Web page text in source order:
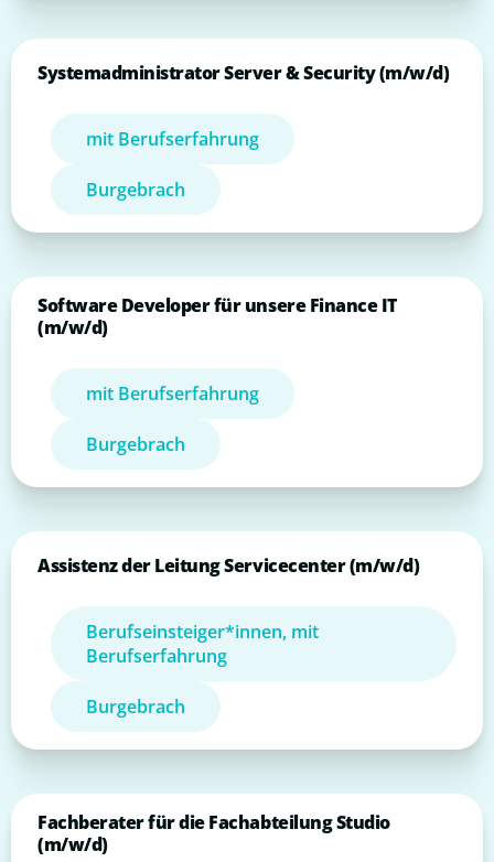
Systemadministrator Server & Security (m/w/d)
mit Berufserfahrung
Burgebrach
Software Developer für unsere Finance IT
(m/w/d)
mit Berufserfahrung
Burgebrach
Assistenz der Leitung Servicecenter (m/w/d)
Berufseinsteiger*innen, mit
Berufserfahrung
Burgebrach
Fachberater für die Fachabteilung Studio
(m/w/d)